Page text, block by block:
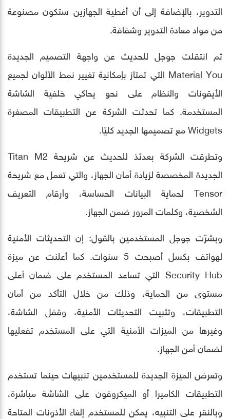
التدوير، بالإضافة إلى أن أغطية الجهازين ستكون مصنوعة
من مواد معادة التدوير وشفافة.
ثم انتقلت جوجل للحديث عن واجهة التصميم الجديدة
Material You التي تمتاز بإمكانية تغيير نمط الألوان لجميع
الأيقونات والنظام على نحو يحاكي خلفية الشاشة
المستخدمة. كما تحدثت الشركة عن التطبيقات المصغرة
Widgets مع تصميمها الجديد كليًا.
وتطرقت الشركة بعدئذ للحديث عن شريحة Titan M2
الجديدة المخصصة لزيادة أمان الجهاز، والتي تعمل مع شريحة
Tensor لحماية البيانات الحساسة، وأرقام التعريف
الشخصية، وكلمات المرور ضمن الجهاز.
وبشرّت جوجل المستخدمين بالقول: إن التحديثات الأمنية
لهواتف بكسل أصبحت 5 سنوات. كما أعلنت عن ميزة
Security Hub التي تساعد المستخدم على ضمان أعلى
مستوى من الحماية، وذلك من خلال التأكد من أمان
التطبيقات، وتثبيت التحديثات الأمنية، وقفل الشاشة،
وغيرها من الميزات الأمنية التي على المستخدم تفعليها
لضمان أمن الجهاز.
وتعرض الميزة الجديدة للمستخدمين تنبيهات حينما تستخدم
التطبيقات الكاميرا أو الميكروفون على الشاشة مباشرة،
وبالنقر على التنبيه، يمكن للمستخدم إلغاء الأذونات المتاحة